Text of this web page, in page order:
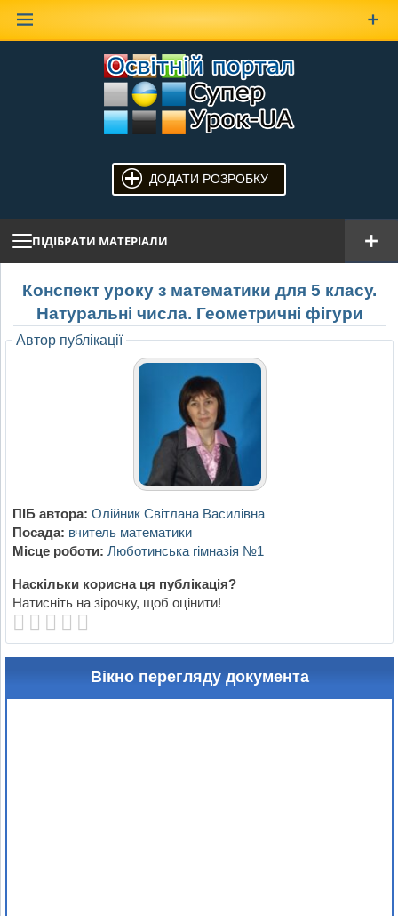
ДОДАТИ РОЗРОБКУ
ПІДІБРАТИ МАТЕРІАЛИ
Конспект уроку з математики для 5 класу.
Натуральні числа. Геометричні фігури
Автор публікації
ПІБ автора: Олійник Світлана Василівна
Посада: вчитель математики
Місце роботи: Люботинська гімназія №1
Наскільки корисна ця публікація?
Натисніть на зірочку, щоб оцінити!
Вікно перегляду документа